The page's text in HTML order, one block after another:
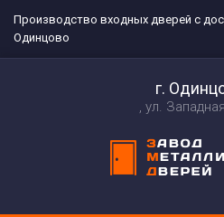
Производство входных дверей с
Одинцово
г.
ул.